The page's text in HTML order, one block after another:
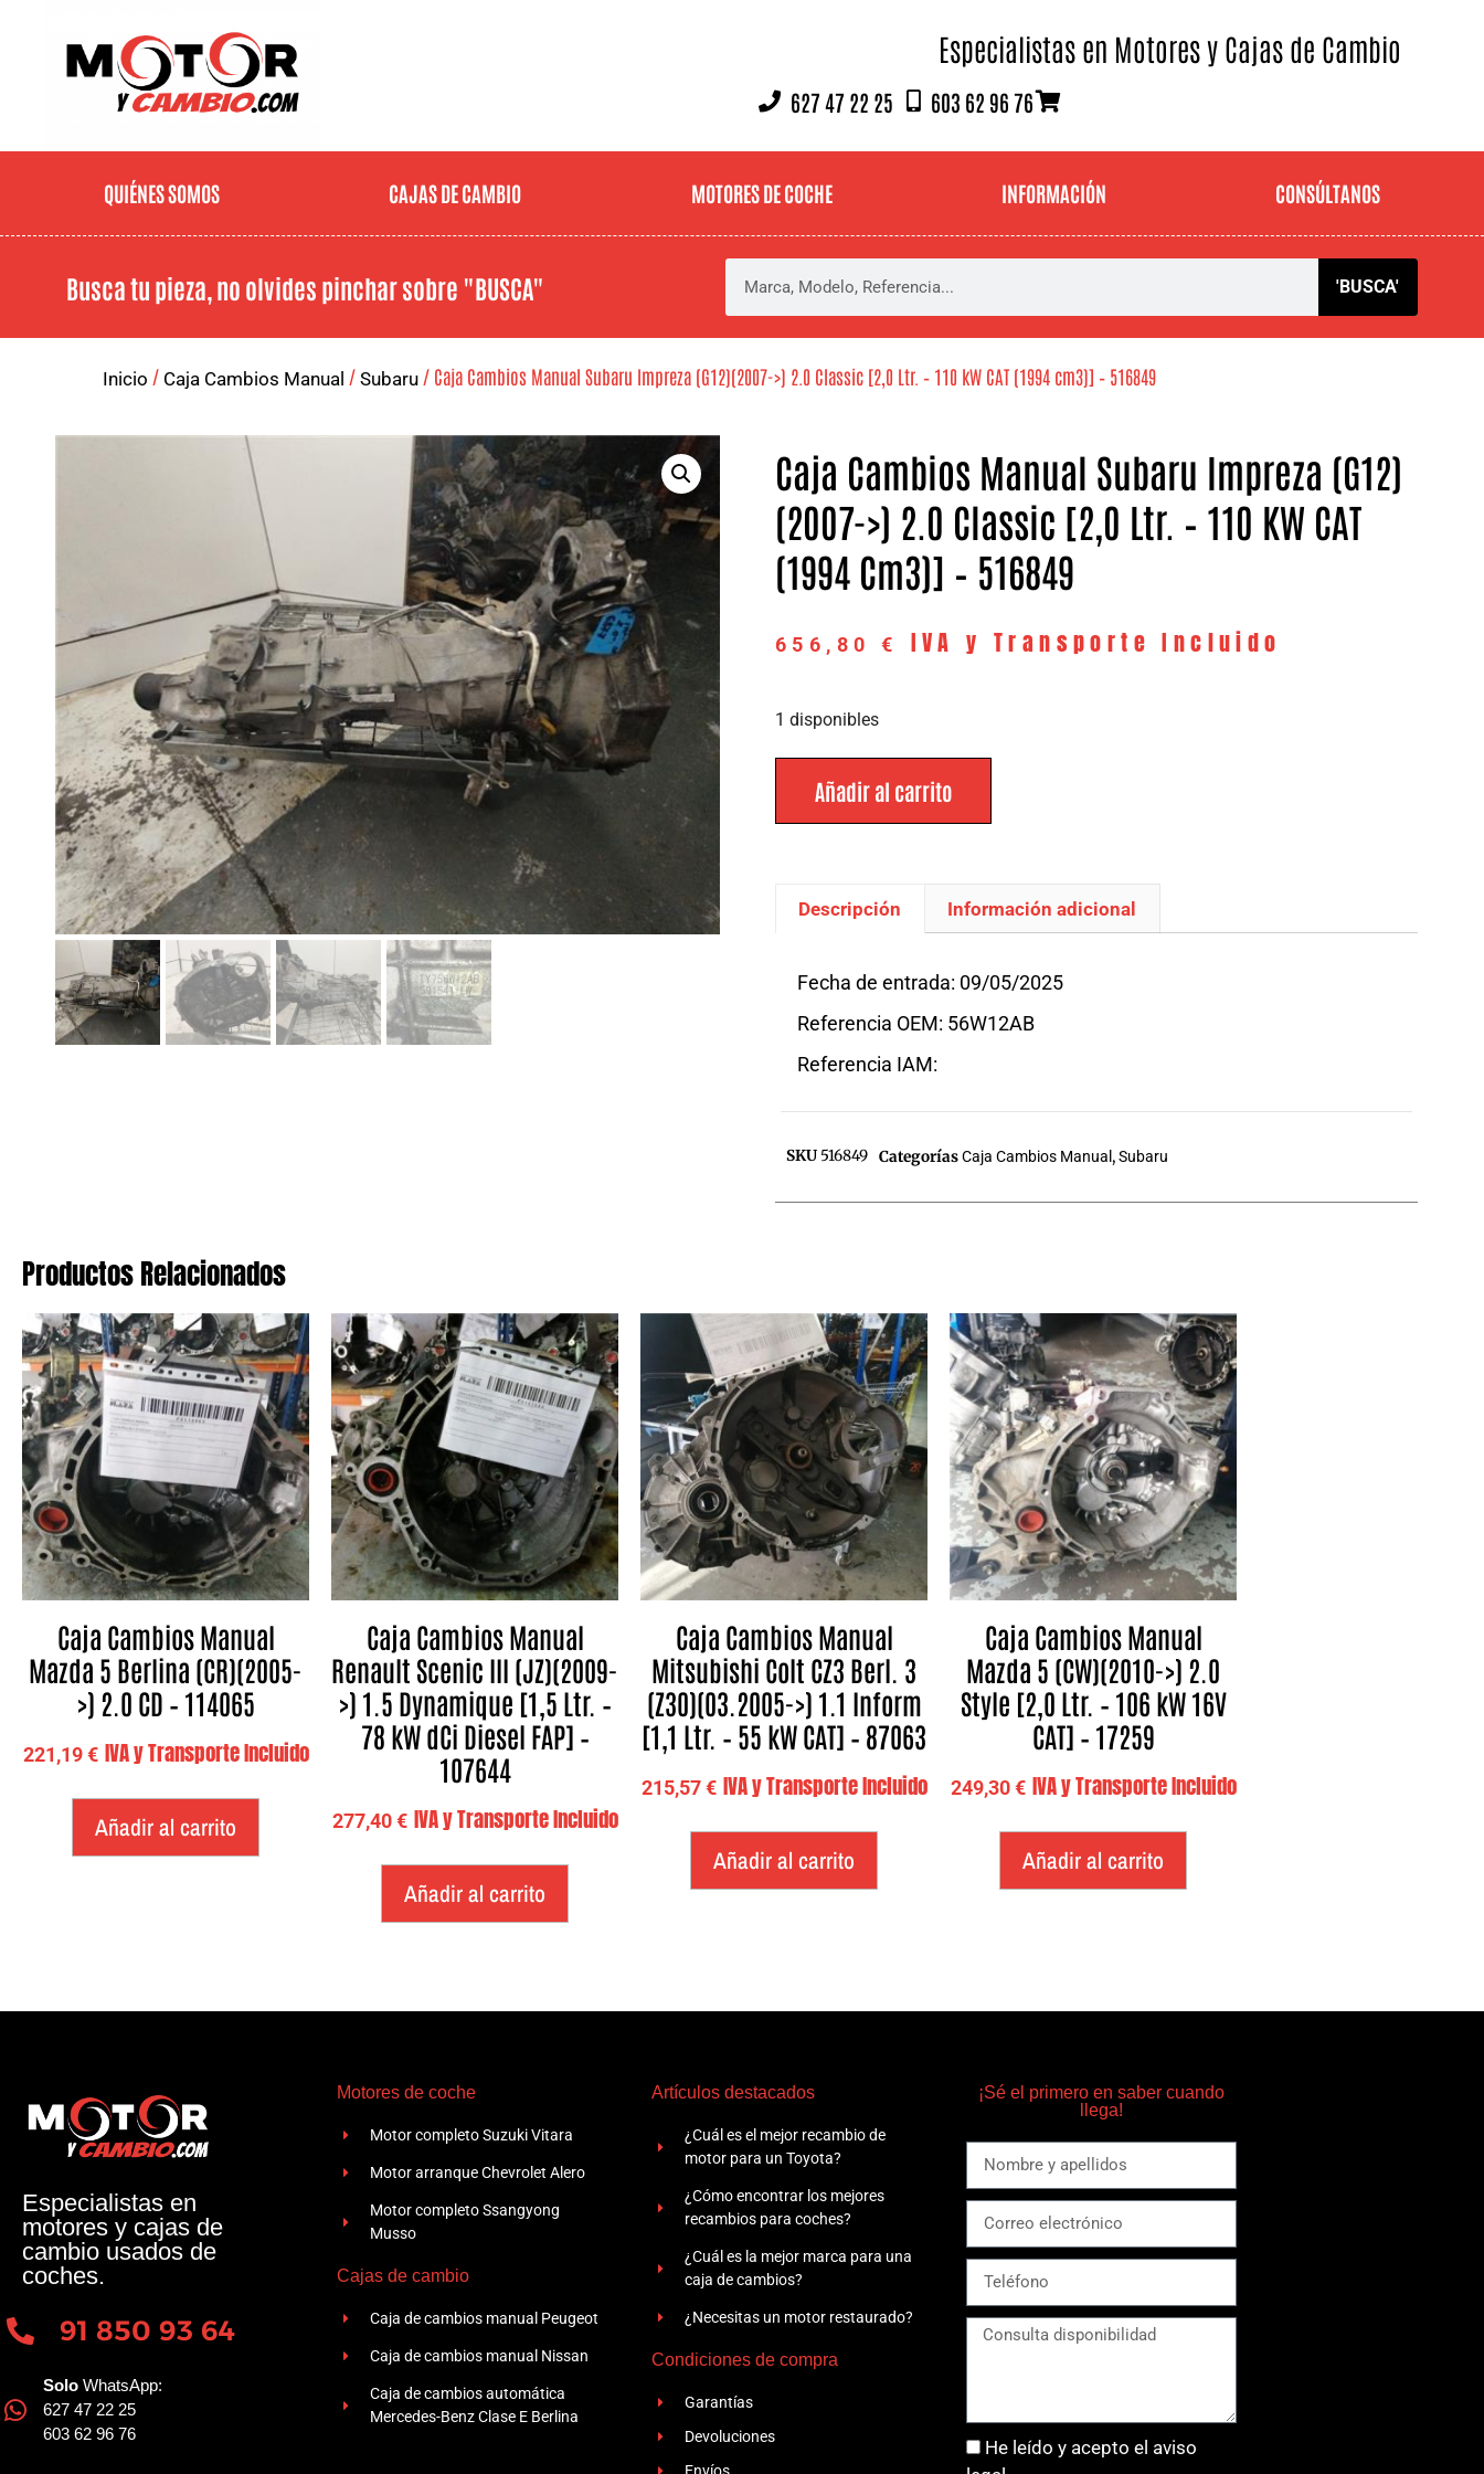
Especialistas en Motores y Cajas de Cambio
627 47 22 25 603 62 96 76
QUIÉNES SOMOS CAJAS DE CAMBIO MOTORES DE COCHE INFORMACIÓN CONSÚLTANOS
Busca tu pieza, no olvides pinchar sobre "BUSCA" 'BUSCA'
Inicio / Caja Cambios Manual / Subaru / Caja Cambios Manual Subaru Impreza (G12)(2007->) 2.0 Classic [2,0 Ltr. – 110 kW CAT (1994 cm3)] – 516849
Caja Cambios Manual Subaru Impreza (G12)
(2007->) 2.0 Classic [2,0 Ltr. – 110 KW CAT
(1994 Cm3)] – 516849
656,80 € IVA y Transporte Incluido
1 disponibles
Añadir al carrito
Descripción Información adicional
Fecha de entrada: 09/05/2025
Referencia OEM: 56W12AB
Referencia IAM:
SKU 516849 CategoríasCaja Cambios Manual ,Subaru
Productos Relacionados
Caja Cambios Manual
Mazda 5 Berlina (CR)(2005-
>) 2.0 CD – 114065
221,19€ IVA y Transporte Incluido
Añadir al carrito
Caja Cambios Manual
Renault Scenic III (JZ)(2009-
>) 1.5 Dynamique [1,5 Ltr. –
78 kW dCi Diesel FAP] –
107644
277,40€ IVA y Transporte Incluido
Añadir al carrito
Caja Cambios Manual
Mitsubishi Colt CZ3 Berl. 3
(Z30)(03.2005->) 1.1 Inform
[1,1 Ltr. – 55 kW CAT] – 87063
215,57€ IVA y Transporte Incluido
Añadir al carrito
Caja Cambios Manual
Mazda 5 (CW)(2010->) 2.0
Style [2,0 Ltr. – 106 kW 16V
CAT] – 17259
249,30€ IVA y Transporte Incluido
Añadir al carrito
Especialistas en
motores y cajas de
cambio usados de
coches.
91 850 93 64
Solo WhatsApp:
627 47 22 25
603 62 96 76
Motores de coche
Motor completo Suzuki Vitara
Motor arranque Chevrolet Alero
Motor completo Ssangyong
Musso
Cajas de cambio
Caja de cambios manual Peugeot
Caja de cambios manual Nissan
Caja de cambios automática
Mercedes-Benz Clase E Berlina
Artículos destacados
¿Cuál es el mejor recambio de
motor para un Toyota?
¿Cómo encontrar los mejores
recambios para coches?
¿Cuál es la mejor marca para una
caja de cambios?
¿Necesitas un motor restaurado?
Condiciones de compra
Garantías
Devoluciones
¡Sé el primero en saber cuando
llega!
He leído y acepto el aviso